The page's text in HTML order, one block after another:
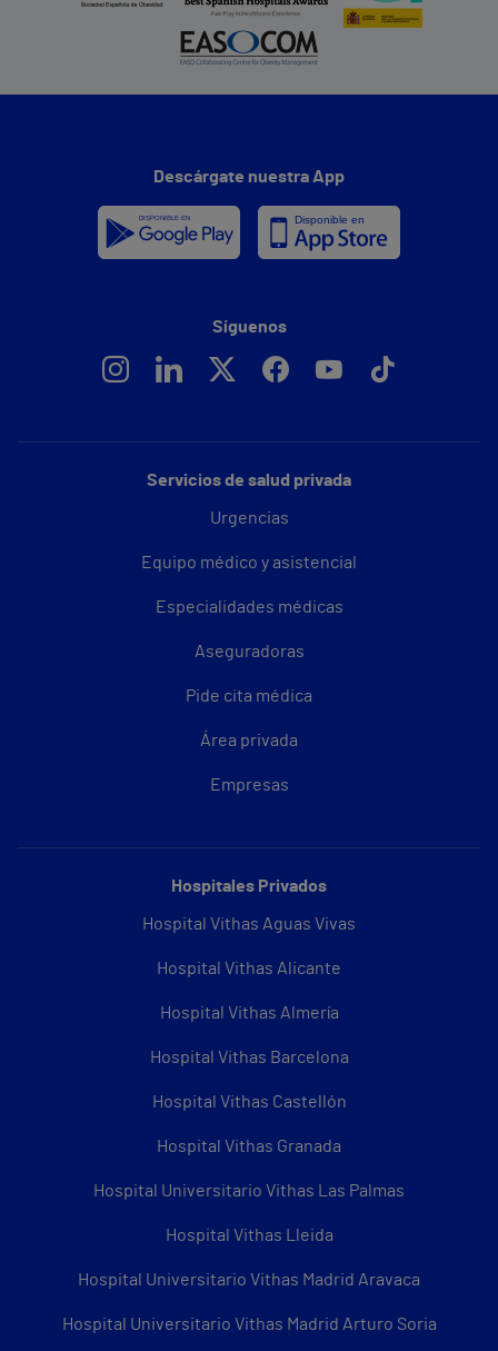
Servicios de salud privada
Urgencias
Equipo médico y asistencial
Especialidades médicas
Aseguradoras
Pide cita médica
Área privada
Empresas
Hospitales Privados
Hospital Vithas Aguas Vivas
Hospital Vithas Alicante
Hospital Vithas Almería
Hospital Vithas Barcelona
Hospital Vithas Castellón
Hospital Vithas Granada
Hospital Universitario Vithas Las Palmas
Hospital Vithas Lleida
Hospital Universitario Vithas Madrid Aravaca
Hospital Universitario Vithas Madrid Arturo Soria
Descárgate nuestra App
Síguenos